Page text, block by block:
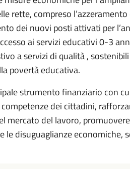
rette, compreso
dei nuovi posti attivati per
ai servizi educativi 0-3
a servizi di qualità ,
povertà educativa.
strumento finanziario con
dei cittadini,
mercato del lavoro, promuovere
le disuguaglianze economiche,